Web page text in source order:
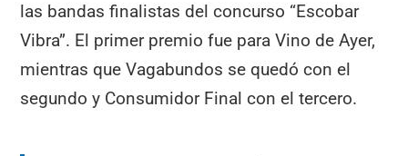
las bandas finalistas del concurso “Escobar
Vibra”. El primer premio fue para Vino de Ayer,
mientras que Vagabundos se quedó con el
segundo y Consumidor Final con el tercero.